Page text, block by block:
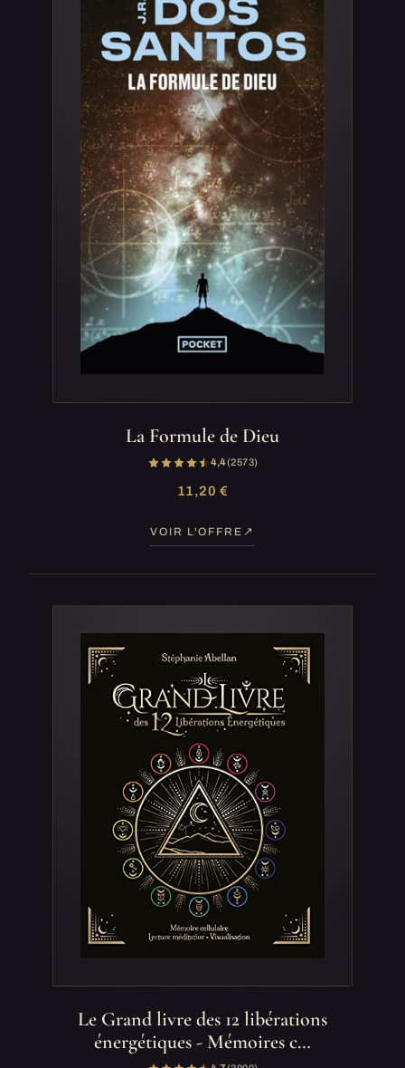
La Formule de Dieu
4,4(2 573)
11,20 €
VOIR L'OFFRE
Le Grand livre des 12 libérations
énergétiques - Mémoires c…